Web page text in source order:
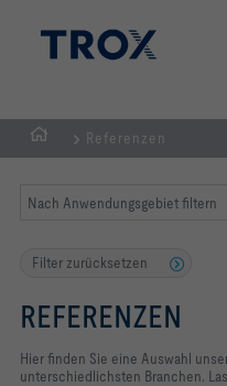
Home
Referenzen
Nach Anwendungsgebiet filtern
Filter zurücksetzen
REFERENZEN
Hier finden Sie eine Auswahl
unterschiedlichsten Branchen.